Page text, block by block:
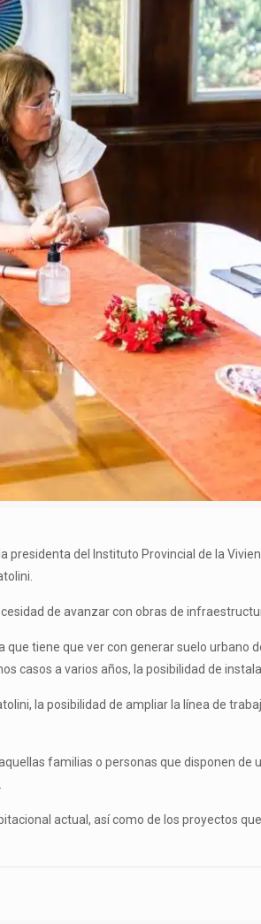
presidenta del Instituto Provincial de la
de avanzar con obras de
tiene que ver con generar suelo urbano
casos a varios años, la posibilidad de
la posibilidad de ampliar la línea de
familias o personas que disponen
actual, así como de los proyectos